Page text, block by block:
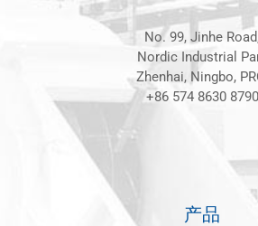
No. 99, Jinhe
Nordic Industrial
Zhenhai, Ningbo,
+86 574 8630 8790
产品